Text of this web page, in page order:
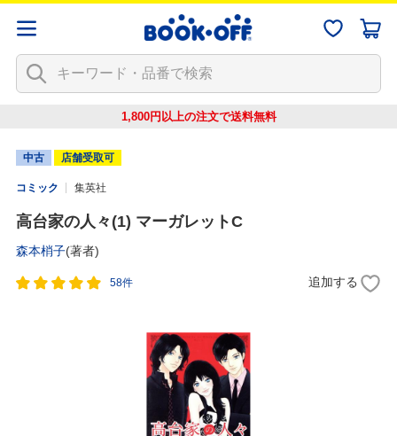
1,800円以上の注文で送料無料
中古 店舗受取可
コミック 集英社
高台家の人々(1) マーガレットC
森本梢子(著者)
58件 追加する